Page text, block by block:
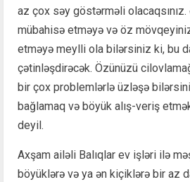
az çox səy göstərməli olacaqsınız.
mübahisə etməyə və öz
etməyə meylli ola bilərsiniz ki, bu
çətinləşdirəcək. Özünüzü
bir çox problemlərlə üzləşə
bağlamaq və böyük alış-veriş
deyil.
Axşam ailəli Balıqlar ev işləri ilə
böyüklərə və ya ən kiçiklərə bir az